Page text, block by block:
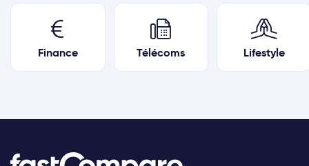
Finance Télécoms Lifestyle